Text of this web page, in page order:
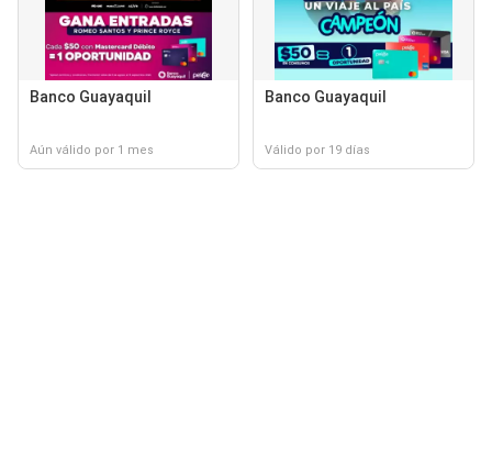
Banco Guayaquil
Aún válido por 1 mes
Banco Guayaquil
Válido por 19 días